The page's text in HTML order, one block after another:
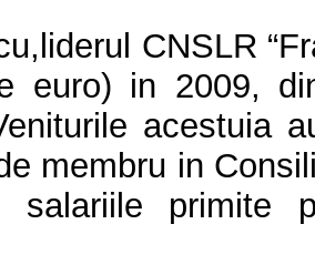
CNSLR
euro) in 2009,
acestuia
membru in
salariile primite